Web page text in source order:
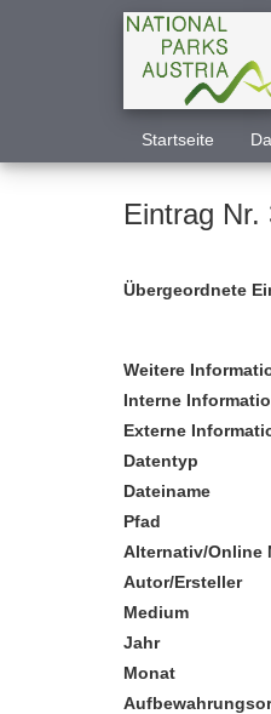
Startseite
Eintrag Nr.
Übergeordnete
Weitere
Interne
Externe
Datentyp
Dateiname
Pfad
Alternativ/Online
Autor/Ersteller
Medium
Jahr
Monat